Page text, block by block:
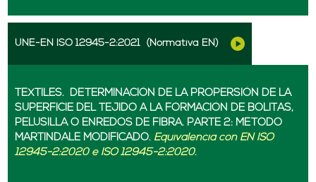
UNE-EN ISO 12945-2:2021 (Normativa EN)
TEXTILES. DETERMINACIÓN DE LA PROPERSIÓN DE LA
SUPERFICIE DEL TEJIDO A LA FORMACIÓN DE BOLITAS,
PELUSILLA O ENREDOS DE FIBRA. PARTE 2: MÉTODO
MARTINDALE MODIFICADO. Equivalencia con EN ISO
12945-2:2020 e ISO 12945-2:2020.